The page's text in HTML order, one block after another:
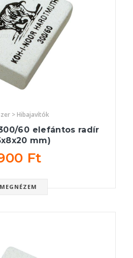
> Hibajavítók
60 elefántos radír
mm)
Ft
MEGNÉZEM